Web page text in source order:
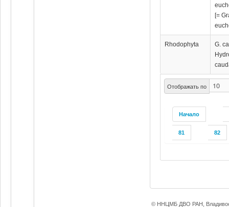
Отображать по
Начало
81 82
[=
Rhodophyta
G.
© ННЦМБ ДВО РАН,